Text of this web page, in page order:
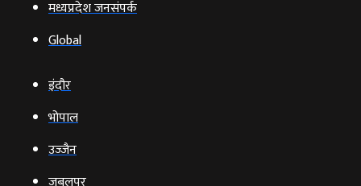
मध्यप्रदेश जनसंपर्क
Global
इंदौर
भोपाल
उज्‍जैन